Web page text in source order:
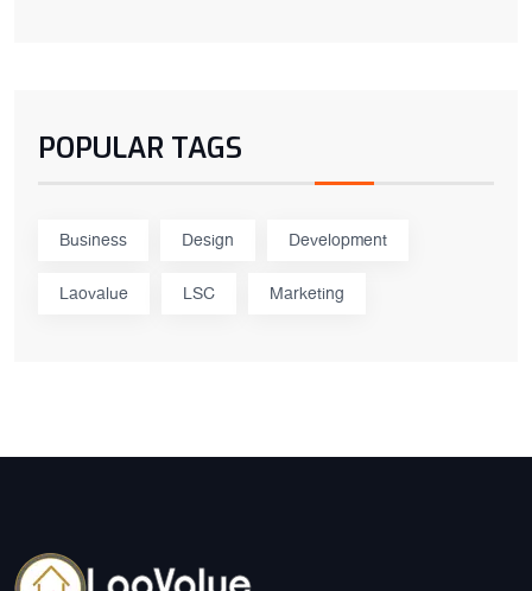
POPULAR TAGS
Business Design Development
Laovalue LSC Marketing